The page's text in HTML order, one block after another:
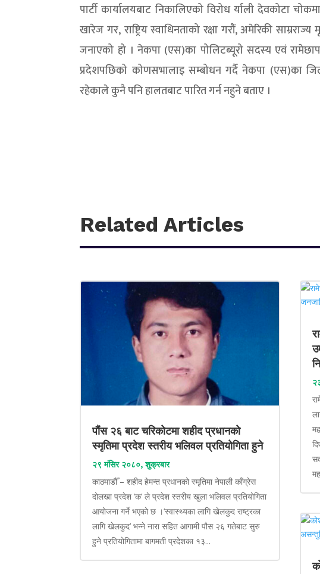
पार्टी कार्यालयबाट निकालिएको विरोध र्याली देवकोटा
खारेज गर, राष्ट्रिय स्वाधिनताको रक्षा गरौं, अमेरिकी
जनाएको हो । नेकपा (एस)का पोलिटब्यूरो सदस्य एवं
प्रदेशपछिको कोणसभालाइ सम्बोधन गर्दै नेकपा (एस)का
रहेकाले कुनै पनि हालतबाट पारित गर्न नहुने बताए ।
Related Articles
पौंस २६ बाट चरिकोटमा शहीद प्रधानको
स्मृतिमा प्रदेश स्तरीय भलिवल प्रतियोगिता हुने
२९ मंसिर २०८०, शुक्रबार
काठमाडौँ – शहीद हेमन्त प्रधानको स्मृतिमा नेपाली काँग्रेस
दोलखा प्रदेश ‘क’ ले प्रदेश स्तरीय खुला भलिवल प्रतियोगिता
आयोजना गर्ने भएको छ ।‘स्वास्थ्यका लागि खेलकुद राष्ट्रका
लागि खेलकुद’ भन्ने नारा सहित आगामी पौस २६ गतेबाट सुरु
हुने प्रतियोगितामा बागमती प्रदेशका १३...